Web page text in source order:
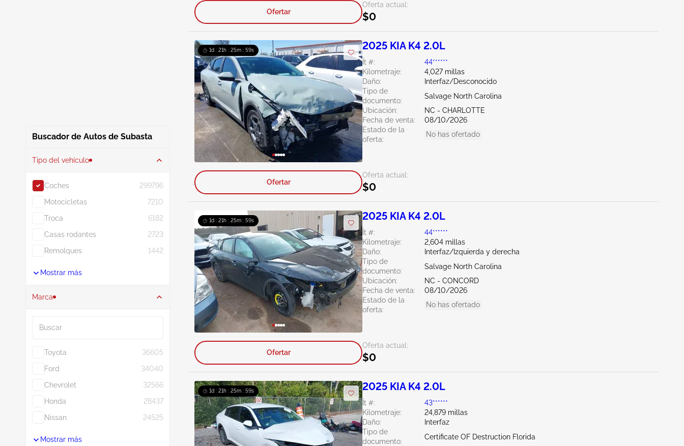
Buscador de Autos de Subasta
Tipo del vehículo
Coches
299796
Motocicletas
7210
Troca
6182
Casas rodantes
2723
Remolques
1442
Mostrar más
Marca
Toyota
36605
Ford
34040
Chevrolet
32566
Honda
28437
Nissan
24525
Mostrar más
Oferta actual:
$0
Ofertar
1d : 21h : 25m : 58s 2025 KIA K4 2.0L
Ít #:
44******
Kilometraje:
4,027 millas
Daño:
Interfaz/Desconocido
Tipo de
documento:
Salvage North Carolina
Ubicación:
NC - CHARLOTTE
Fecha de venta:
08/10/2026
Estado de la
oferta:
No has ofertado
Oferta actual:
$0
Ofertar
1d : 21h : 25m : 58s 2025 KIA K4 2.0L
Ít #:
44******
Kilometraje:
2,604 millas
Daño:
Interfaz/Izquierda y derecha
Tipo de
documento:
Salvage North Carolina
Ubicación:
NC - CONCORD
Fecha de venta:
08/10/2026
Estado de la
oferta:
No has ofertado
Oferta actual:
$0
Ofertar
1d : 21h : 25m : 58s 2025 KIA K4 2.0L
Ít #:
43******
Kilometraje:
24,879 millas
Daño:
Interfaz
Tipo de
documento:
Certificate OF Destruction Florida